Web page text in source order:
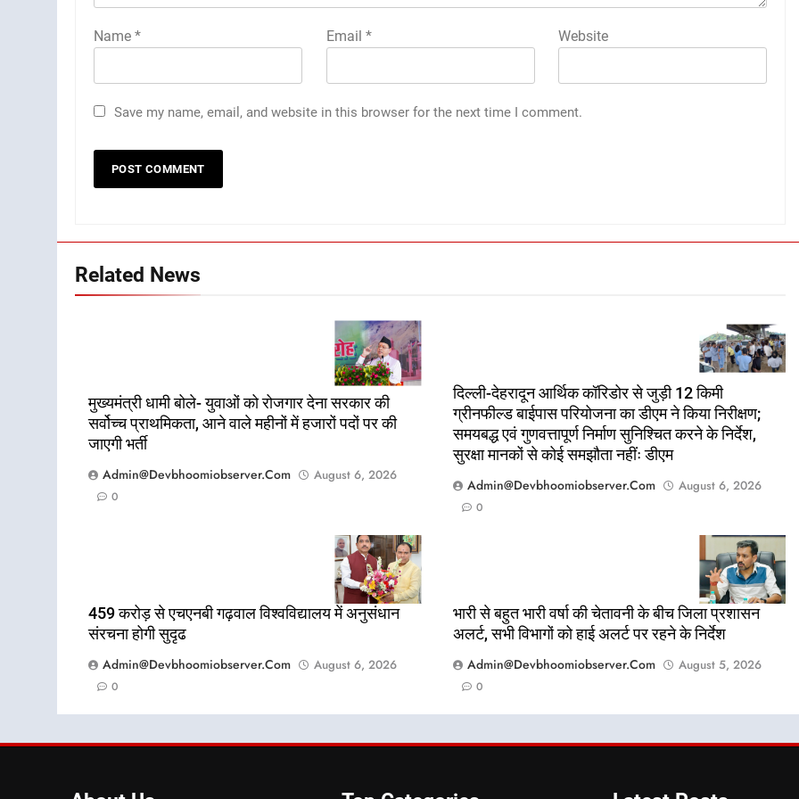
Name * Email * Website
Save my name, email, and website in this browser for the next time I comment.
Related News
मुख्यमंत्री धामी बोले- युवाओं को रोजगार देना सरकार की
सर्वोच्च प्राथमिकता, आने वाले महीनों में हजारों पदों पर की
जाएगी भर्ती
Admin@devbhoomiobserver.com
August 6, 2026
0
दिल्ली-देहरादून आर्थिक कॉरिडोर से जुड़ी 12 किमी
ग्रीनफील्ड बाईपास परियोजना का डीएम ने किया निरीक्षण;
समयबद्ध एवं गुणवत्तापूर्ण निर्माण सुनिश्चित करने के निर्देश,
सुरक्षा मानकों से कोई समझौता नहींः डीएम
Admin@devbhoomiobserver.com
August 6, 2026
0
459 करोड़ से एचएनबी गढ़वाल विश्वविद्यालय में अनुसंधान
संरचना होगी सुदृढ
Admin@devbhoomiobserver.com
August 6, 2026
0
भारी से बहुत भारी वर्षा की चेतावनी के बीच जिला प्रशासन
अलर्ट, सभी विभागों को हाई अलर्ट पर रहने के निर्देश
Admin@devbhoomiobserver.com
August 5, 2026
0